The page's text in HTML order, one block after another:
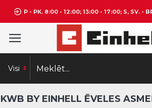
P - PK. 8:00 - 12:00; 13:00 - 17:00; S, SV. -
Visi
KWB BY EINHELL ĒVELES